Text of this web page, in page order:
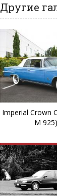
Другие
Imperial Crown
M